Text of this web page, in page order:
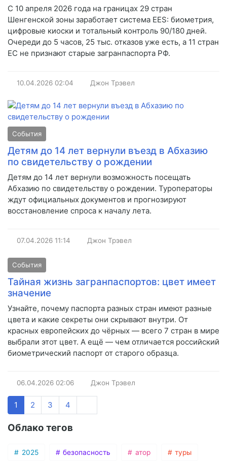
С 10 апреля 2026 года на границах 29 стран
Шенгенской зоны заработает система EES: биометрия,
цифровые киоски и тотальный контроль 90/180 дней.
Очереди до 5 часов, 25 тыс. отказов уже есть, а 11 стран
ЕС не признают старые загранпаспорта РФ.
10.04.2026 02:04 Джон Трэвел
События
Детям до 14 лет вернули въезд в Абхазию
по свидетельству о рождении
Детям до 14 лет вернули возможность посещать
Абхазию по свидетельству о рождении. Туроператоры
ждут официальных документов и прогнозируют
восстановление спроса к началу лета.
07.04.2026 11:14 Джон Трэвел
События
Тайная жизнь загранпаспортов: цвет имеет
значение
Узнайте, почему паспорта разных стран имеют разные
цвета и какие секреты они скрывают внутри. От
красных европейских до чёрных — всего 7 стран в мире
выбрали этот цвет. А ещё — чем отличается российский
биометрический паспорт от старого образца.
06.04.2026 02:06 Джон Трэвел
1 2 3 4
Облако тегов
2025 безопасность атор туры